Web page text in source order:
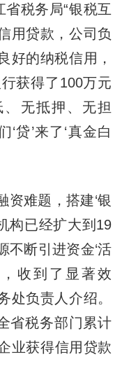
省税务局“银税互
用贷款，公司负
好的纳税信用，
获得了100万元
无抵押、无担
贷’来了‘真金白
难题，搭建‘银
构已经扩大到19
不断引进资金‘活
收到了显著效
处负责人介绍。
省税务部门累计
业获得信用贷款